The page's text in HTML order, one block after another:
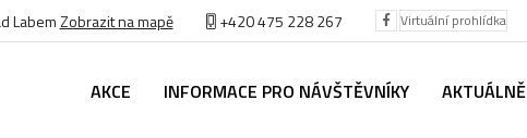
LabemZobrazit na mapě +420 475 228 267 Virtuální prohlídka
AKCE INFORMACE PRO NÁVŠTĚVNÍKY AKTUÁLNĚ